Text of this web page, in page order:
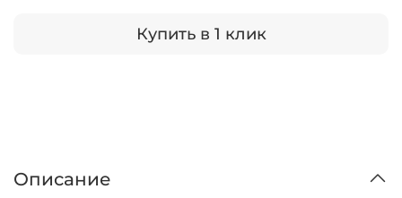
Купить в 1 клик
Описание